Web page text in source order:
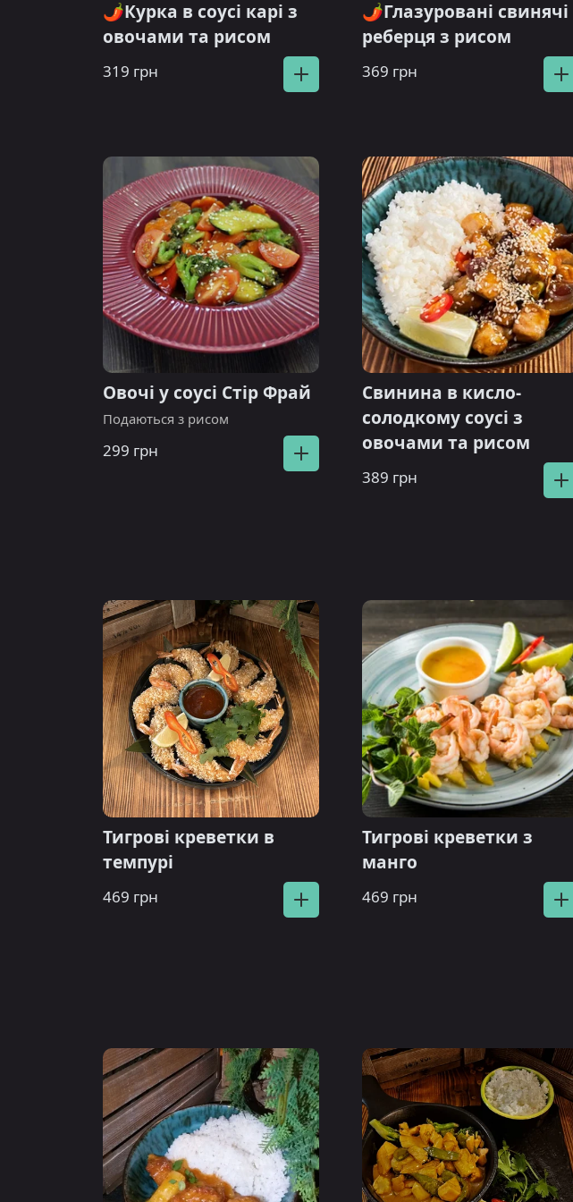
🌶️Курка в соусі карі з
овочами та рисом
319 грн
🌶️Глазуровані свинячі
реберця з рисом
369 грн
Овочі у соусі Стір Фрай
Подаються з рисом
299 грн
Свинина в кисло-
солодкому соусі з
овочами та рисом
389 грн
Тигрові креветки в
темпурі
469 грн
Тигрові креветки з
манго
469 грн